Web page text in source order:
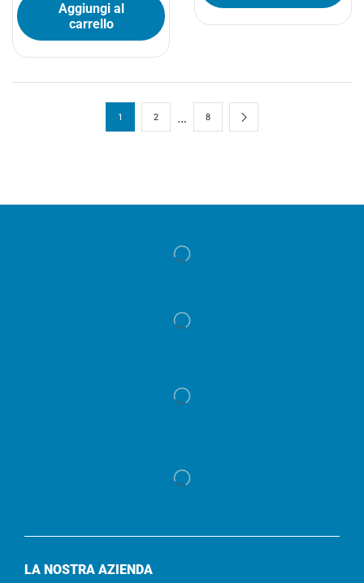
Aggiungi al
carrello
1 2 … 8
LA NOSTRA AZIENDA